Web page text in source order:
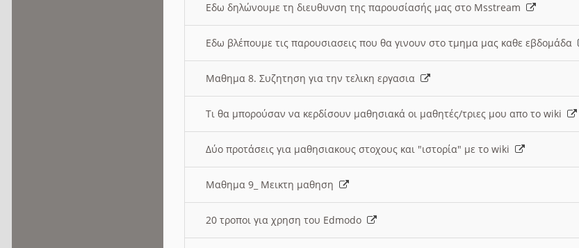
Εδω δηλώνουμε τη διευθυνση της παρουσίασής μας στο Msstream
Εδω βλέπουμε τις παρουσιασεις που θα γινουν στο τμημα μας καθε εβδομάδα
Μαθημα 8. Συζητηση για την τελικη εργασια
Τι θα μπορούσαν να κερδίσουν μαθησιακά οι μαθητές/τριες μου απο το wiki
Δύο προτάσεις για μαθησιακους στοχους και "ιστορία" με το wiki
Μαθημα 9_ Μεικτη μαθηση
20 τροποι για χρηση του Edmodo